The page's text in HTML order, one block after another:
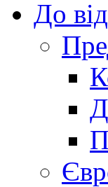
До